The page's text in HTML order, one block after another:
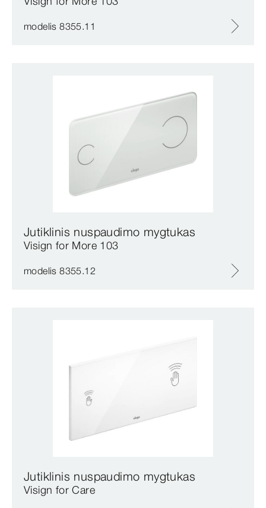
modelis 8355.11
Jutiklinis nuspaudimo mygtukas
Visign for More 103
modelis 8355.12
Jutiklinis nuspaudimo mygtukas
Visign for Care